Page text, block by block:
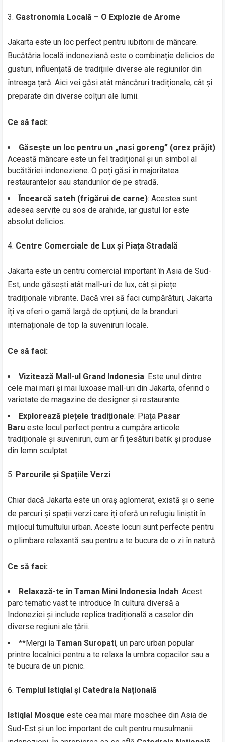
Gastronomia Locală – O Explozie de Arome
Jakarta este un loc perfect pentru iubitorii de mâncare.
Bucătăria locală indoneziană este o combinație delicios de
gusturi, influențată de tradițiile diverse ale regiunilor din
întreaga țară. Aici vei găsi atât mâncăruri tradiționale, cât și
preparate din diverse colțuri ale lumii.
Ce să faci:
Găsește un loc pentru un „nasi goreng” (orez prăjit):
Această mâncare este un fel tradițional și un simbol al
bucătăriei indoneziene. O poți găsi în majoritatea
restaurantelor sau standurilor de pe stradă.
Încearcă sateh (frigărui de carne): Acestea sunt
adesea servite cu sos de arahide, iar gustul lor este
absolut delicios.
Centre Comerciale de Lux și Piața Stradală
Jakarta este un centru comercial important în Asia de Sud-
Est, unde găsești atât mall-uri de lux, cât și piețe
tradiționale vibrante. Dacă vrei să faci cumpărături, Jakarta
îți va oferi o gamă largă de opțiuni, de la branduri
internaționale de top la suveniruri locale.
Ce să faci:
Vizitează Mall-ul Grand Indonesia: Este unul dintre
cele mai mari și mai luxoase mall-uri din Jakarta, oferind o
varietate de magazine de designer și restaurante.
Explorează piețele tradiționale: Piața Pasar
Baru este locul perfect pentru a cumpăra articole
tradiționale și suveniruri, cum ar fi țesături batik și produse
din lemn sculptat.
Parcurile și Spațiile Verzi
Chiar dacă Jakarta este un oraș aglomerat, există și o serie
de parcuri și spații verzi care îți oferă un refugiu liniștit în
mijlocul tumultului urban. Aceste locuri sunt perfecte pentru
o plimbare relaxantă sau pentru a te bucura de o zi în natură.
Ce să faci:
Relaxază-te în Taman Mini Indonesia Indah: Acest
parc tematic vast te introduce în cultura diversă a
Indoneziei și include replica tradițională a caselor din
diverse regiuni ale țării.
**Mergi laTaman Suropati, un parc urban popular
printre localnici pentru a te relaxa la umbra copacilor sau a
te bucura de un picnic.
Templul Istiqlal și Catedrala Națională
Istiqlal Mosque este cea mai mare moschee din Asia de
Sud-Est și un loc important de cult pentru musulmanii